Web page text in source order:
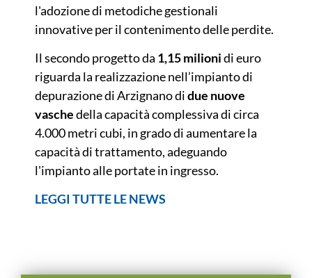
l'adozione di metodiche gestionali
innovative per il contenimento delle perdite.
Il secondo progetto da 1,15 milionidi euro
riguarda la realizzazione nell’impianto di
depurazione di Arzignano didue nuove
vaschedella capacità complessiva di circa
4.000 metri cubi, in grado di aumentare la
capacità di trattamento, adeguando
l'impianto alle portate in ingresso.
LEGGI TUTTE LE NEWS